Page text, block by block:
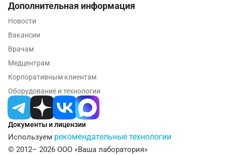
Набережные Челны
Наро-Фоминск
Новокузнецк
Новороссийск
Новосибирск
Ногинск
Документы и лицензии
Используем рекомендательные технологии
© 2012– 2026 ООО «Ваша лаборатория»
Дополнительная информация
Новости
Вакансии
Врачам
Медцентрам
Корпоративным клиентам
Оборудование и технологии